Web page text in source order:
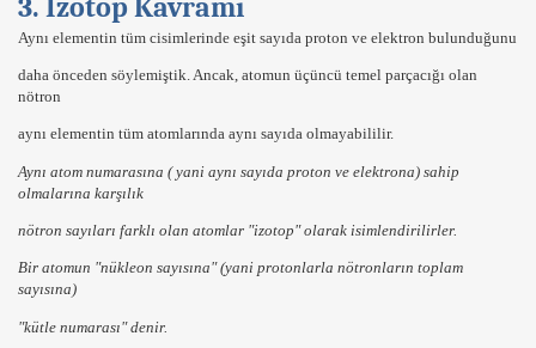
3. İzotop Kavramı
Aynı elementin tüm cisimlerinde eşit sayıda proton ve elektron bulunduğunu
daha önceden söylemiştik. Ancak, atomun üçüncü temel parçacığı olan
nötron
aynı elementin tüm atomlarında aynı sayıda olmayabililir.
Aynı atom numarasına ( yani aynı sayıda proton ve elektrona) sahip
olmalarına karşılık
nötron sayıları farklı olan atomlar "izotop"olarak isimlendirilirler.
Bir atomun "nükleon sayısına"(yani protonlarla nötronların toplam
sayısına)
"kütle numarası"denir.